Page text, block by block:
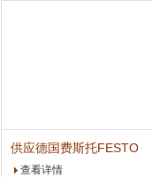
供应德国费斯托FESTO
止动气缸
查看详情